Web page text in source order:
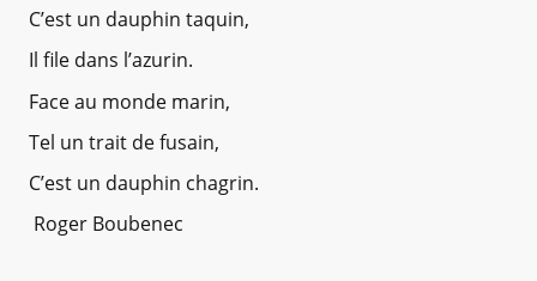
C’est un dauphin taquin,
Il file dans l’azurin.
Face au monde marin,
Tel un trait de fusain,
C’est un dauphin chagrin.
Roger Boubenec